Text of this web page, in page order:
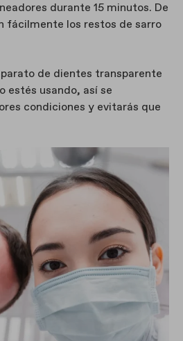
durante 15 minutos. De
fácilmente los restos de sarro
de dientes transparente
estés usando, así se
condiciones y evitarás que